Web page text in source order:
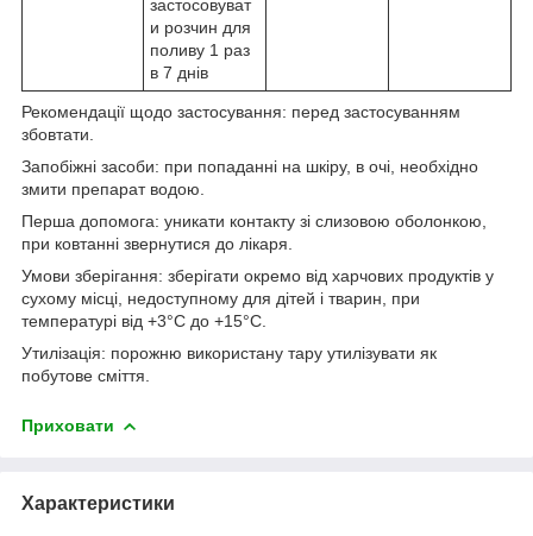
застосовуват
и розчин для
поливу 1 раз
в 7 днів
Рекомендації щодо застосування: перед застосуванням
збовтати.
Запобіжні засоби: при попаданні на шкіру, в очі, необхідно
змити препарат водою.
Перша допомога: уникати контакту зі слизовою оболонкою,
при ковтанні звернутися до лікаря.
Умови зберігання: зберігати окремо від харчових продуктів у
сухому місці, недоступному для дітей і тварин, при
температурі від +3°С до +15°С.
Утилізація: порожню використану тару утилізувати як
побутове сміття.
Приховати
Характеристики